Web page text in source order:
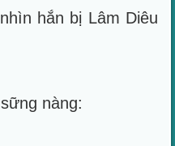
hắn bị Lâm Diêu
nàng: